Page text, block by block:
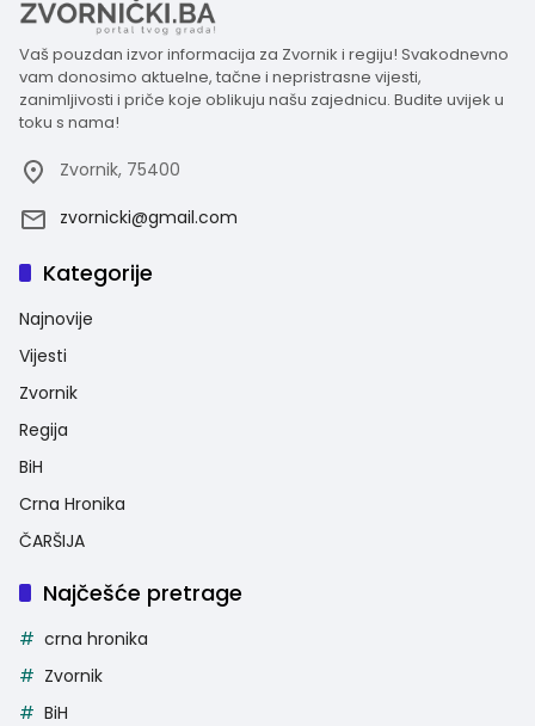
Vaš pouzdan izvor informacija za Zvornik i regiju! Svakodnevno
vam donosimo aktuelne, tačne i nepristrasne vijesti,
zanimljivosti i priče koje oblikuju našu zajednicu. Budite uvijek u
toku s nama!
Zvornik, 75400
zvornicki@gmail.com
Kategorije
Najnovije
Vijesti
Zvornik
Regija
BiH
Crna Hronika
ČARŠIJA
Najčešće pretrage
crna hronika
Zvornik
BiH